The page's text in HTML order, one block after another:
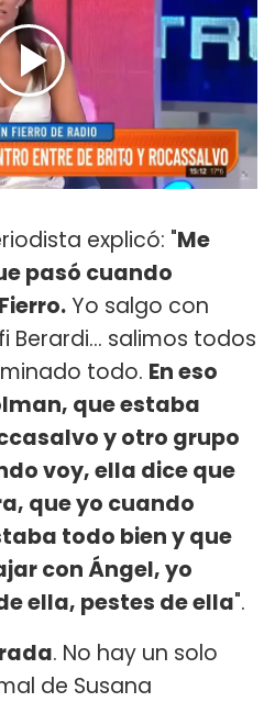
explicó: "Me
pasó cuando
Yo salgo con
Berardi... salimos todos
todo. En eso
que estaba
y otro grupo
voy, ella dice que
que yo cuando
todo bien y que
con Ángel, yo
ella, pestes de ella".
. No hay un solo
de Susana